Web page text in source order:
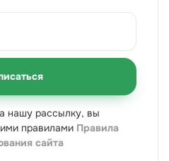
нашу рассылку, вы
правилами Правила
сайта